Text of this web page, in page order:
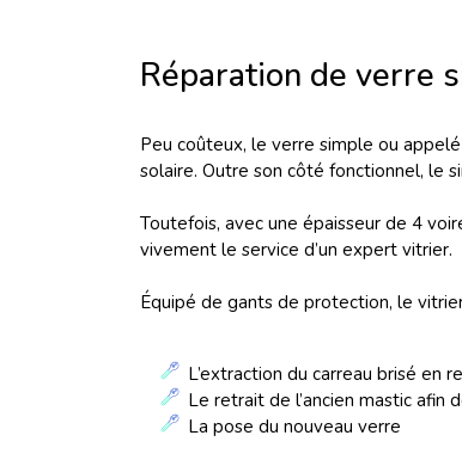
Réparation de verre
Peu coûteux, le verre simple ou
solaire. Outre son côté fonctionnel, le
Toutefois, avec une épaisseur de 4
vivement le service d’un expert vitrier.
Équipé de gants de protection, le
L’extraction du carreau brisé en
Le retrait de l’ancien mastic afin
La pose du nouveau verre